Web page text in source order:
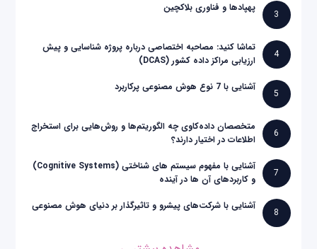
3
پهپادها و فناوری بلاکچین
4
تماشا کنید: مصاحبه اختصاصی درباره پروژه شناسایی و پیش
ارزیابی مراکز داده کشور (DCAS)
5
آشنایی با 7 نوع هوش مصنوعی پرکاربرد
6
متخصصان داده‌کاوی چه الگوریتم‌ها و روش‌هایی برای استخراج
اطلاعات در اختیار دارند؟
7
آشنایی با مفهوم سیستم های شناختی (Cognitive Systems)
و کاربردهای آن ها در آینده
8
آشنایی با شرکت‌های پیشرو و تاثیرگذار بر دنیای هوش مصنوعی